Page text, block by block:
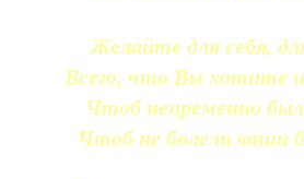
Желайте для себя,
Всего, что Вы хотите
Чтоб непременно был
Чтоб не болели ваши